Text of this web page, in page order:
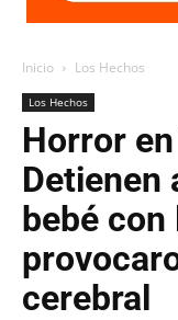
Inicio Los Hechos
Los Hechos
Horror
Detienen
bebé con
cerebral